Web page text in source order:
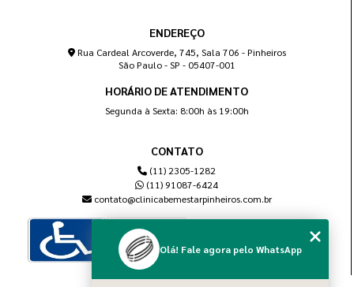
ENDEREÇO
Rua Cardeal Arcoverde, 745, Sala 706 - Pinheiros
São Paulo - SP - 05407-001
HORÁRIO DE ATENDIMENTO
Segunda à Sexta: 8:00h às 19:00h
CONTATO
(11) 2305-1282
(11) 91087-6424
contato@clinicabemestarpinheiros.com.br
Olá! Fale agora pelo WhatsApp